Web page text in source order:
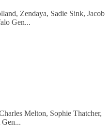
Zendaya, Sadie Sink, Jacob
Gen...
Melton, Sophie Thatcher,